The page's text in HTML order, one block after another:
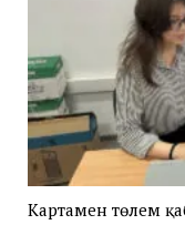
Картамен төлем